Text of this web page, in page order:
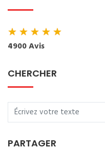
★★★★★
4900 Avis
CHERCHER
PARTAGER